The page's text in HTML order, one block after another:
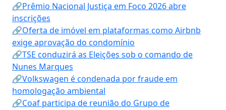
🔗Prêmio Nacional Justiça em Foco 2026 abre
inscrições
🔗Oferta de imóvel em plataformas como Airbnb
exige aprovação do condomínio
🔗TSE conduzirá as Eleições sob o comando de
Nunes Marques
🔗Volkswagen é condenada por fraude em
homologação ambiental
🔗Coaf participa de reunião do Grupo de